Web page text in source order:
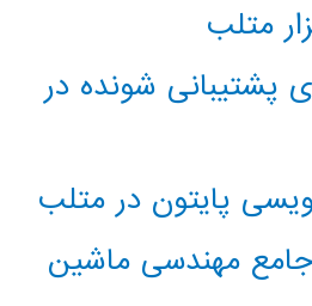
متلب
پشتیبانی شونده در
پایتون در متلب
مهندسی ماشین